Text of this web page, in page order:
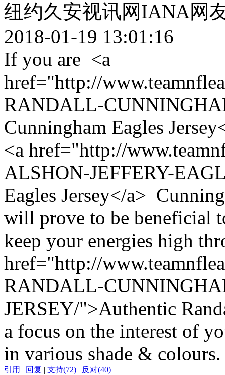
纽约久安视讯网IANA网
2018-01-19 13:01:16
If you are <a
href="http://
RANDALL-
Cunningham Eagles
<a href="http://
ALSHON-JEFFERY-
Eagles Jersey</a>
will prove to be beneficial
keep your energies high
href="http://
RANDALL-
JERSEY/">Authentic
a focus on the interest of
in various shade &
引用 | 回复 | 支持(72) | 反对(40)